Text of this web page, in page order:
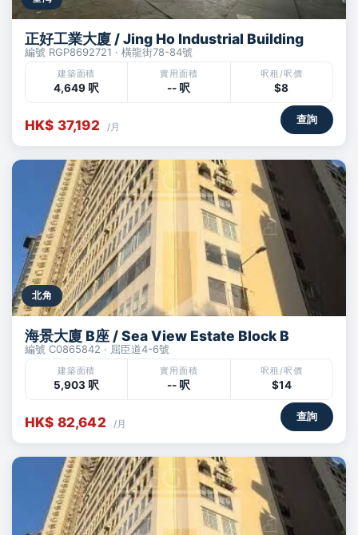
正好工業大廈 / Jing Ho Industrial Building
編號 RGP8692721 · 橫龍街78-84號
建築面積
4,649 呎
實用面積
-- 呎
呎租/呎價
$8
HK$ 37,192 /月
查詢
北角
海景大廈 B座 / Sea View Estate Block B
編號 C0865842 · 屈臣道4-6號
建築面積
5,903 呎
實用面積
-- 呎
呎租/呎價
$14
HK$ 82,642 /月
查詢